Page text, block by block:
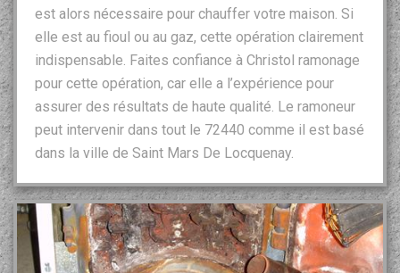
est alors nécessaire pour chauffer votre maison. Si
elle est au fioul ou au gaz, cette opération clairement
indispensable. Faites confiance à Christol ramonage
pour cette opération, car elle a l’expérience pour
assurer des résultats de haute qualité. Le ramoneur
peut intervenir dans tout le 72440 comme il est basé
dans la ville de Saint Mars De Locquenay.